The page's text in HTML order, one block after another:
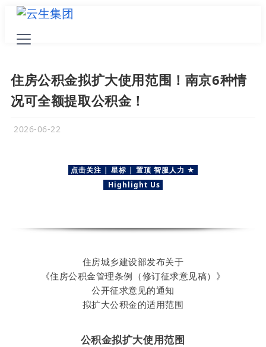
住房公积金拟扩大使用范围！南京6种情
况可全额提取公积金！
2026-06-22
点击关注 | 星标 | 置顶 智服人力 ★
Highlight Us
住房城乡建设部发布关于
《住房公积金管理条例（修订征求意见稿）》
公开征求意见的通知
拟扩大公积金的适用范围
公积金拟扩大使用范围